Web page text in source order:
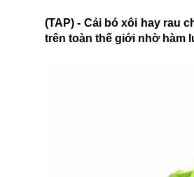
(TAP) - Cải bó xôi hay rau
trên toàn thế giới nhờ hàm